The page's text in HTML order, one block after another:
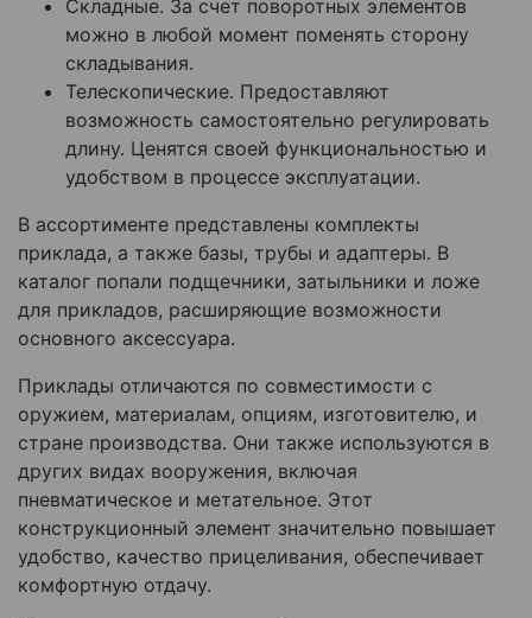
Складные. За счет поворотных элементов
можно в любой момент поменять сторону
складывания.
Телескопические. Предоставляют
возможность самостоятельно регулировать
длину. Ценятся своей функциональностью и
удобством в процессе эксплуатации.
В ассортименте представлены комплекты
приклада, а также базы, трубы и адаптеры. В
каталог попали подщечники, затыльники и ложе
для прикладов, расширяющие возможности
основного аксессуара.
Приклады отличаются по совместимости с
оружием, материалам, опциям, изготовителю, и
стране производства. Они также используются в
других видах вооружения, включая
пневматическое и метательное. Этот
конструкционный элемент значительно повышает
удобство, качество прицеливания, обеспечивает
комфортную отдачу.